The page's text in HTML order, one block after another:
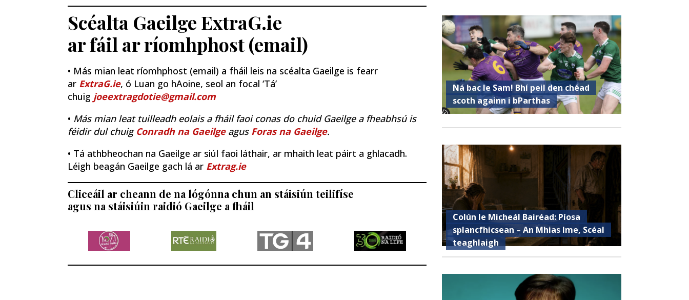
Scéalta Gaeilge ExtraG.ie
ar fáil ar ríomhphost (email)
• Más mian leat ríomhphost (email) a fháil leis na scéalta Gaeilge is fearr
ar ExtraG.ie, ó Luan go hAoine, seol an focal ‘Tá’
chuig joeextragdotie@gmail.com
• Más mian leat tuilleadh eolais a fháil faoi conas do chuid Gaeilge a fheabhsú is
féidir dul chuig Conradh na Gaeilge agus Foras na Gaeilge.
• Tá athbheochan na Gaeilge ar siúl faoi láthair, ar mhaith leat páirt a ghlacadh.
Léigh beagán Gaeilge gach lá ar Extrag.ie
Cliceáil ar cheann de na lógónna chun an stáisiún teilifíse
agus na stáisiúin raidió Gaeilge a fháil
Ná bac le Sam! Bhí peil den chéad
scoth againn i bParthas
Colún le Micheál Bairéad: Píosa
splancfhicsean – An Mhias Ime, Scéal
teaghlaigh